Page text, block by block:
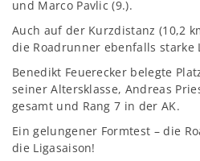
und Marco Pavlic (9.).
Auch auf der Kurzdistanz (10,2
die Roadrunner ebenfalls starke
Benedikt Feuerecker belegte
seiner Altersklasse, Andreas
gesamt und Rang 7 in der AK.
Ein gelungener Formtest – die
die Ligasaison!